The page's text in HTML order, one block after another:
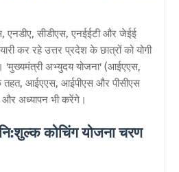
एनडीए, सीडीएस, एनईईटी और जेईई
कर रहे उत्तर प्रदेश के छात्रों को योगी
'मुख्यमंत्री अभ्युदय योजना' (आईएएस,
तहत, आईएएस, आईपीएस और पीसीएस
और अध्यापन भी करेंगे।
कोचिंग योजना चरण